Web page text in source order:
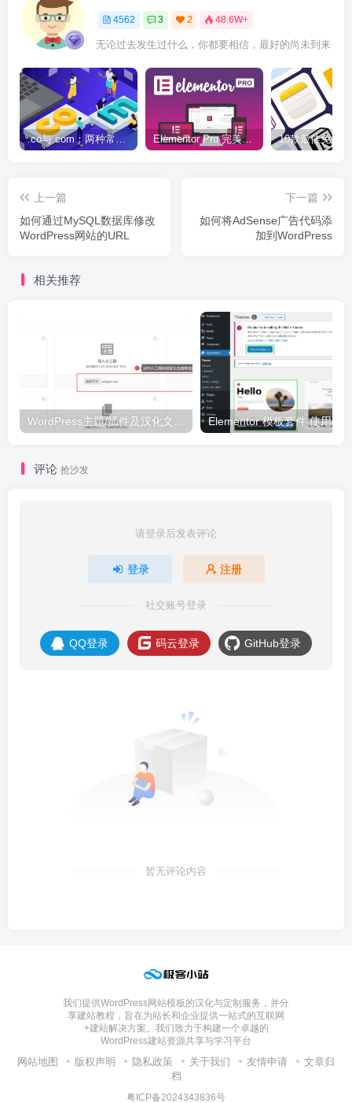
4562 3 2 48.6W+
无论过去发生过什么，你都要相信，最好的尚未到来
Elementor Pro 完美汉化中文版（含全套模板）|可视化编辑页面自定义设计WordPress插件
上一篇
如何通过MySQL数据库修改
WordPress网站的URL
下一篇
如何将AdSense广告代码添
加到WordPress
相关推荐
评论 抢沙发
请登录后发表评论
登录 注册
社交账号登录
QQ登录 码云登录 GitHub登录
暂无评论内容
我们提供WordPress网站模板的汉化与定制服务，并分
享建站教程，旨在为站长和企业提供一站式的互联网
+建站解决方案。我们致力于构建一个卓越的
WordPress建站资源共享与学习平台
网站地图 版权声明 隐私政策 关于我们 友情申请
文章归
档
粤ICP备2024343836号